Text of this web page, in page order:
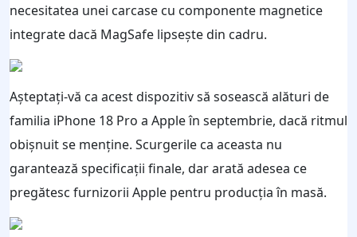
necesitatea unei carcase cu componente magnetice
integrate dacă MagSafe lipsește din cadru.
Așteptați-vă ca acest dispozitiv să sosească alături de
familia iPhone 18 Pro a Apple în septembrie, dacă ritmul
obișnuit se menține. Scurgerile ca aceasta nu
garantează specificații finale, dar arată adesea ce
pregătesc furnizorii Apple pentru producția în masă.